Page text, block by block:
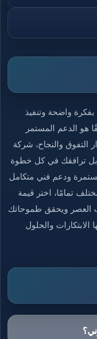
واضحة وتنفيذ
هو الدعم المستمر
التفوق والنجاح، شركة
بل ترافقك في كل خطوة
ودعم فني متكامل
تمامًا، اختر قيمة
العصر ويحقق طموحاتك
الابتكارات والحلول